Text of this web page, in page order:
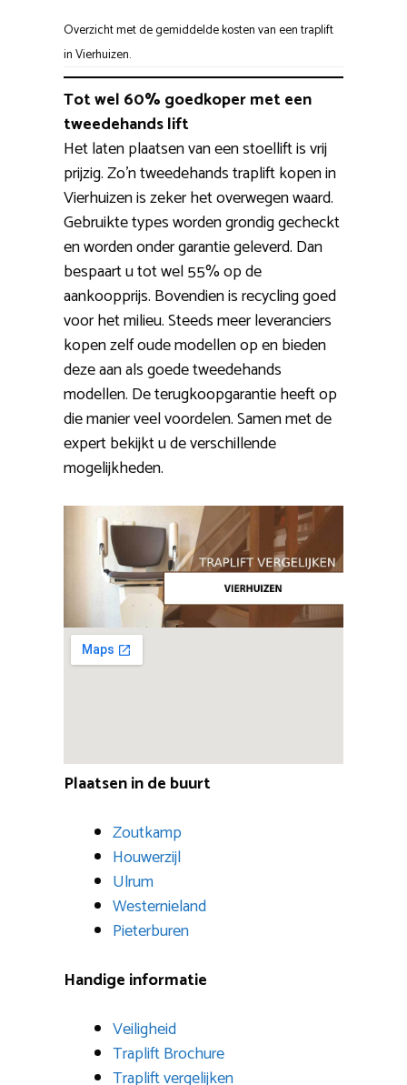
Overzicht met de gemiddelde kosten van een traplift
in Vierhuizen.
Tot wel 60% goedkoper met een
tweedehands lift
Het laten plaatsen van een stoellift is vrij
prijzig. Zo’n tweedehands traplift kopen in
Vierhuizen is zeker het overwegen waard.
Gebruikte types worden grondig gecheckt
en worden onder garantie geleverd. Dan
bespaart u tot wel 55% op de
aankoopprijs. Bovendien is recycling goed
voor het milieu. Steeds meer leveranciers
kopen zelf oude modellen op en bieden
deze aan als goede tweedehands
modellen. De terugkoopgarantie heeft op
die manier veel voordelen. Samen met de
expert bekijkt u de verschillende
mogelijkheden.
Plaatsen in de buurt
Zoutkamp
Houwerzijl
Ulrum
Westernieland
Pieterburen
Handige informatie
Veiligheid
Traplift Brochure
Traplift vergelijken